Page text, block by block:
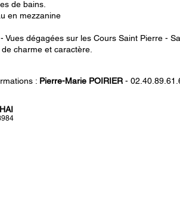
de bains.
en mezzanine
Vues dégagées sur les Cours Saint Pierre -
charme et caractère.
: Pierre-Marie POIRIER -